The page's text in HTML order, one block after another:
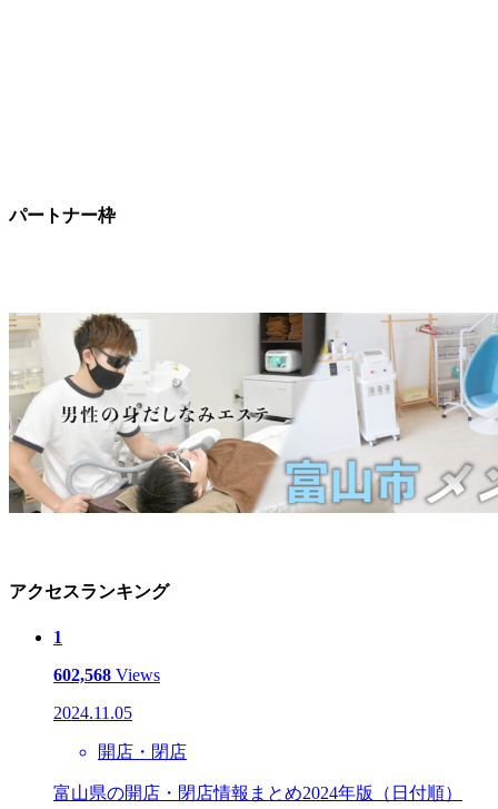
パートナー枠
アクセスランキング
1
602,568 Views
2024.11.05
開店・閉店
富山県の開店・閉店情報まとめ2024年版（日付順）